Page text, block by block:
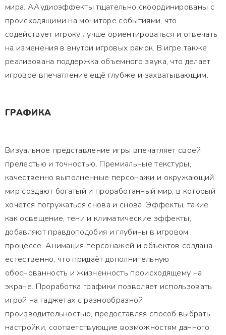
мира. ААудиоэффекты тщательно скоординированы с
происходящими на мониторе событиями, что
содействует игроку лучше ориентироваться и отвечать
на изменения в внутри игровых рамок. В игре также
реализована поддержка объемного звука, что делает
игровое впечатление ещё глубже и захватывающим.
ГРАФИКА
Визуальное представление игры впечатляет своей
прелестью и точностью. Премиальные текстуры,
качественно выполненные персонажи и окружающий
мир создают богатый и проработанный мир, в который
хочется погружаться снова и снова. Эффекты, такие
как освещение, тени и климатические эффекты,
добавляют правдоподобия и глубины в игровом
процессе. Анимация персонажей и объектов создана
естественно, что придаёт дополнительную
обоснованность и жизненность происходящему на
экране. Проработка графики позволяет использовать
игрой на гаджетах с разнообразной
производительностью, предоставляя способ выбрать
настройки, соответствующие возможностям данного